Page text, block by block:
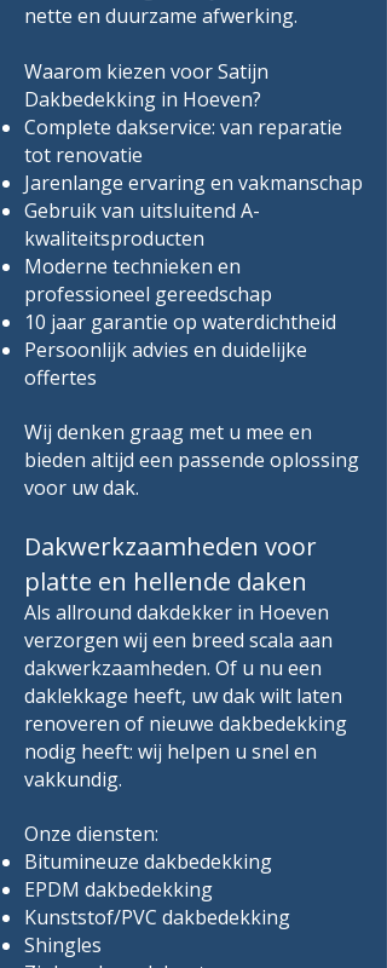
nette en duurzame afwerking.
Waarom kiezen voor Satijn
Dakbedekking in Hoeven?
Complete dakservice: van reparatie
tot renovatie
Jarenlange ervaring en vakmanschap
Gebruik van uitsluitend A-
kwaliteitsproducten
Moderne technieken en
professioneel gereedschap
10 jaar garantie op waterdichtheid
Persoonlijk advies en duidelijke
offertes
Wij denken graag met u mee en
bieden altijd een passende oplossing
voor uw dak.
Dakwerkzaamheden voor
platte en hellende daken
Als allround dakdekker in Hoeven
verzorgen wij een breed scala aan
dakwerkzaamheden. Of u nu een
daklekkage heeft, uw dak wilt laten
renoveren of nieuwe dakbedekking
nodig heeft: wij helpen u snel en
vakkundig.
Onze diensten:
Bitumineuze dakbedekking
EPDM dakbedekking
Kunststof/PVC dakbedekking
Shingles